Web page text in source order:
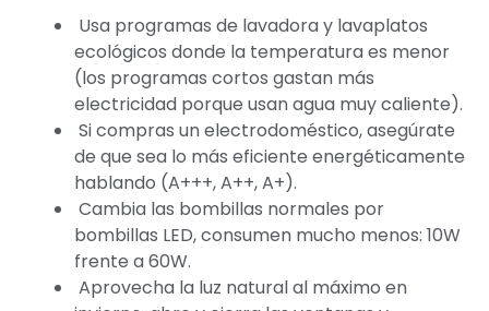
Usa programas de lavadora y lavaplatos
ecológicos donde la temperatura es menor
(los programas cortos gastan más
electricidad porque usan agua muy caliente).
Si compras un electrodoméstico, asegúrate
de que sea lo más eficiente energéticamente
hablando (A+++, A++, A+).
Cambia las bombillas normales por
bombillas LED, consumen mucho menos: 10W
frente a 60W.
Aprovecha la luz natural al máximo en